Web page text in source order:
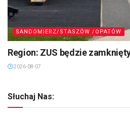
SANDOMIERZ/STASZÓW /OPATÓW
Region: ZUS będzie
2026-08-07
Słuchaj Nas: